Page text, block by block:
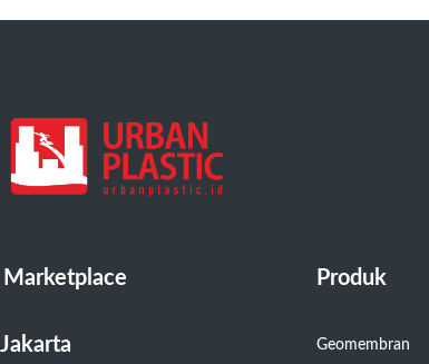
Marketplace
Jakarta
Produk
Geomembran